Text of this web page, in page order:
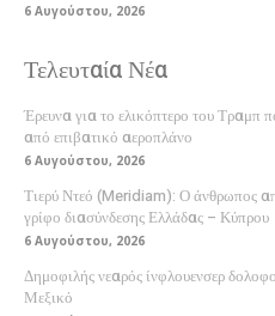
6 Αυγούστου, 2026
Τελευταία Νέα
Έρευνα για το ελικόπτερο του Τραμπ
από επιβατικό αεροπλάνο
6 Αυγούστου, 2026
Τιερύ Ντεό (Meridiam): Ο άνθρωπος
γρίφο διασύνδεσης Ελλάδας – Κύπρου
6 Αυγούστου, 2026
Δημοφιλής νεαρός ίνφλουενσερ
Μεξικό